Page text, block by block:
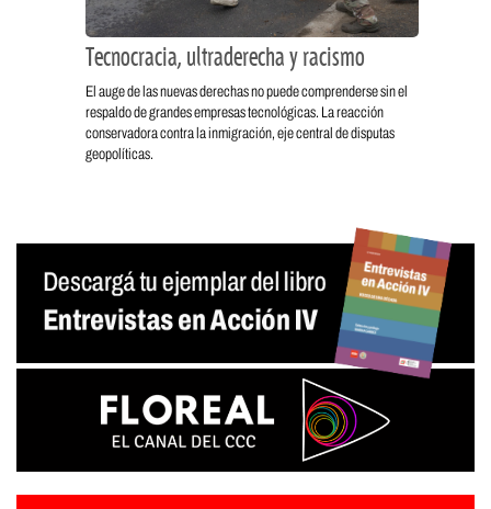
Tecnocracia, ultraderecha y racismo
El auge de las nuevas derechas no puede comprenderse sin el
respaldo de grandes empresas tecnológicas. La reacción
conservadora contra la inmigración, eje central de disputas
geopolíticas.